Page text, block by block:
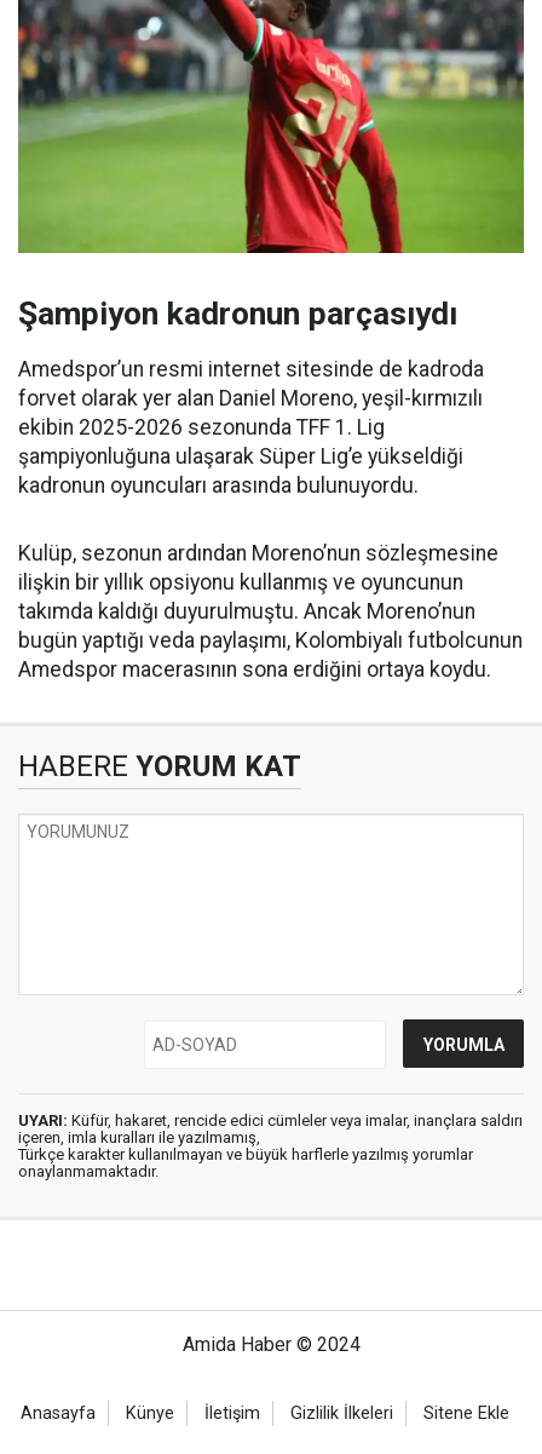
Şampiyon kadronun parçasıydı
Amedspor’un resmi internet sitesinde de kadroda
forvet olarak yer alan Daniel Moreno, yeşil-kırmızılı
ekibin 2025-2026 sezonunda TFF 1. Lig
şampiyonluğuna ulaşarak Süper Lig’e yükseldiği
kadronun oyuncuları arasında bulunuyordu.
Kulüp, sezonun ardından Moreno’nun sözleşmesine
ilişkin bir yıllık opsiyonu kullanmış ve oyuncunun
takımda kaldığı duyurulmuştu. Ancak Moreno’nun
bugün yaptığı veda paylaşımı, Kolombiyalı futbolcunun
Amedspor macerasının sona erdiğini ortaya koydu.
HABERE YORUM KAT
UYARI: Küfür, hakaret, rencide edici cümleler veya imalar, inançlara saldırı
içeren, imla kuralları ile yazılmamış,
Türkçe karakter kullanılmayan ve büyük harflerle yazılmış yorumlar
onaylanmamaktadır.
Amida Haber © 2024
Anasayfa Künye İletişim Gizlilik İlkeleri Sitene Ekle